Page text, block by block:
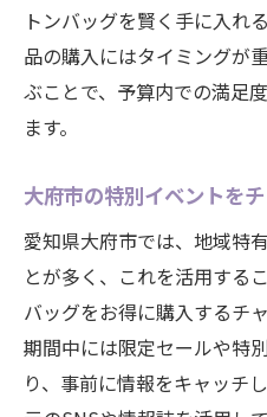
トンバッグを賢く手に入れ
品の購入にはタイミングが
ぶことで、予算内での満足
ます。
大府市の特別イベントを
愛知県大府市では、地域特
とが多く、これを活用する
バッグをお得に購入するチ
期間中には限定セールや特
り、事前に情報をキャッチ